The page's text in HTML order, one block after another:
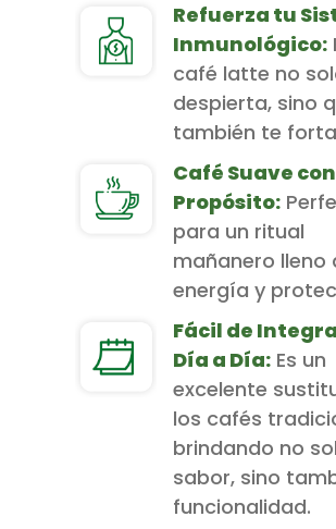
Refuerza tu
Inmunológico:
café latte no
despierta, sino
también te
Café Suave
Propósito:
para un ritual
mañanero lleno
energía y
Fácil de
Día a Día: Es un
excelente
los cafés
brindando no
sabor, sino
funcionalidad.